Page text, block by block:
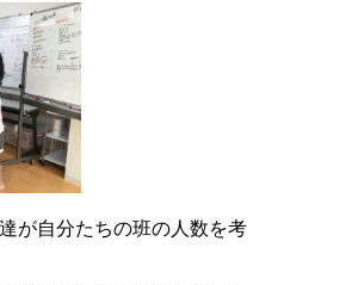
が自分たちの班の人数を考